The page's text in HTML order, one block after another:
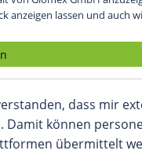
anzeigen lassen und auch
dass mir
Damit können
übermittelt